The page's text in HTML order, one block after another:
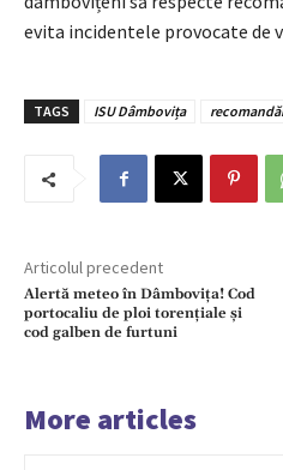
evita incidentele provocate de
TAGS ISU Dâmbovița
Articolul precedent
Alertă meteo în Dâmbovița! Cod
portocaliu de ploi torențiale și
cod galben de furtuni
More articles